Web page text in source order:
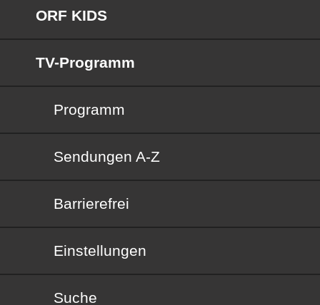
ORF KIDS
TV-Programm
Programm
Sendungen von A bis Z
Sendungen A-Z
Barrierefrei
Barrierefrei
Einstellungen
Suche